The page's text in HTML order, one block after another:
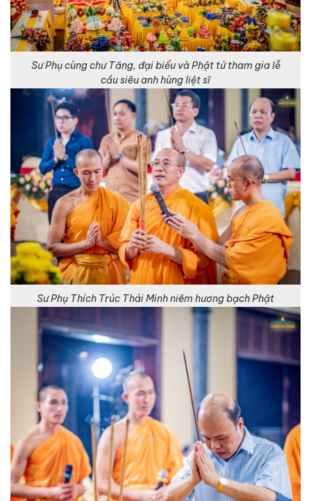
Sư Phụ cùng chư Tăng, đại biểu và Phật tử tham gia lễ
cầu siêu anh hùng liệt sĩ
Sư Phụ Thích Trúc Thái Minh niêm hương bạch Phật